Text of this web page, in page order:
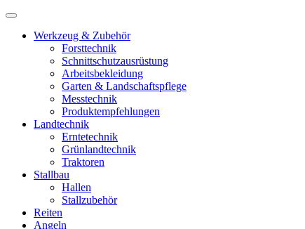
Werkzeug & Zubehör
Forsttechnik
Schnittschutzausrüstung
Arbeitsbekleidung
Garten & Landschaftspflege
Messtechnik
Produktempfehlungen
Landtechnik
Erntetechnik
Grünlandtechnik
Traktoren
Stallbau
Hallen
Stallzubehör
Reiten
Angeln